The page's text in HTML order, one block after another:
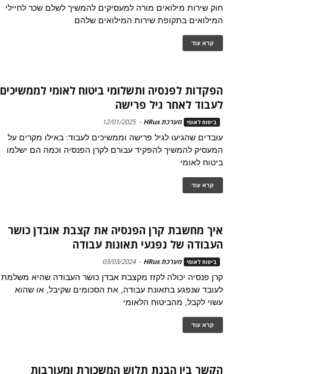
חוק שירות מילואים מורה למעסיקים להמשיך לשלם שכר לחיילי
המילואים בתקופת שירות המילואים שלהם
קרא עוד
הפקדות לפנסיה ותשלומי ביטוח לאומי לממשיכים
לעבוד לאחר גיל פרישה
ביטוח לאומי מערכת HRus -
12/01/2025
עובדים שהגיעו לגיל פרישה וממשיכים לעבוד: באילו מקרים על
המעסיק להמשיך להפקיד עבורם לקרן הפנסיה וכמה הם ישלמו
ביטוח לאומי
קרא עוד
איך מחשבת קרן הפנסיה את קצבת אובדן כושר
העבודה של נפגעי תאונות עבודה
ביטוח לאומי מערכת HRus -
03/03/2024
קרן פנסיה יכולה לקזז מקצבת אבדן כושר העבודה שהיא משלמת
לעובד שנפגע בתאונת עבודה, את הסכומים שקיבל, או שהוא
עשוי לקבל, מהביטוח הלאומי
קרא עוד
הקשר בין הבנת תלוש המשכורת ומעורבות